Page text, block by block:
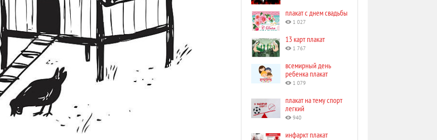
плакат с днем свадьбы
1 027
13 карт плакат
1 767
всемирный день
ребенка плакат
1 079
плакат на тему спорт
легкий
940
инфаркт плакат